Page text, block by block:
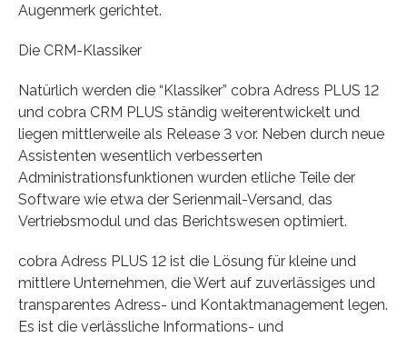
Augenmerk gerichtet.
Die CRM-Klassiker
Natürlich werden die “Klassiker” cobra Adress PLUS 12
und cobra CRM PLUS ständig weiterentwickelt und
liegen mittlerweile als Release 3 vor. Neben durch neue
Assistenten wesentlich verbesserten
Administrationsfunktionen wurden etliche Teile der
Software wie etwa der Serienmail-Versand, das
Vertriebsmodul und das Berichtswesen optimiert.
cobra Adress PLUS 12 ist die Lösung für kleine und
mittlere Unternehmen, die Wert auf zuverlässiges und
transparentes Adress- und Kontaktmanagement legen.
Es ist die verlässliche Informations- und